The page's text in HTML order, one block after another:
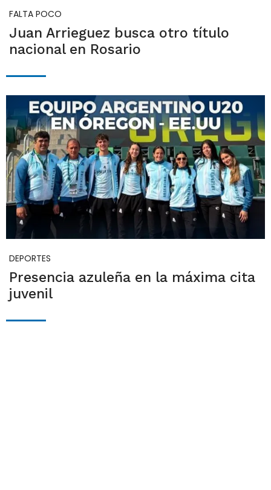
FALTA POCO
Juan Arrieguez busca otro título
nacional en Rosario
DEPORTES
Presencia azuleña en la máxima cita
juvenil